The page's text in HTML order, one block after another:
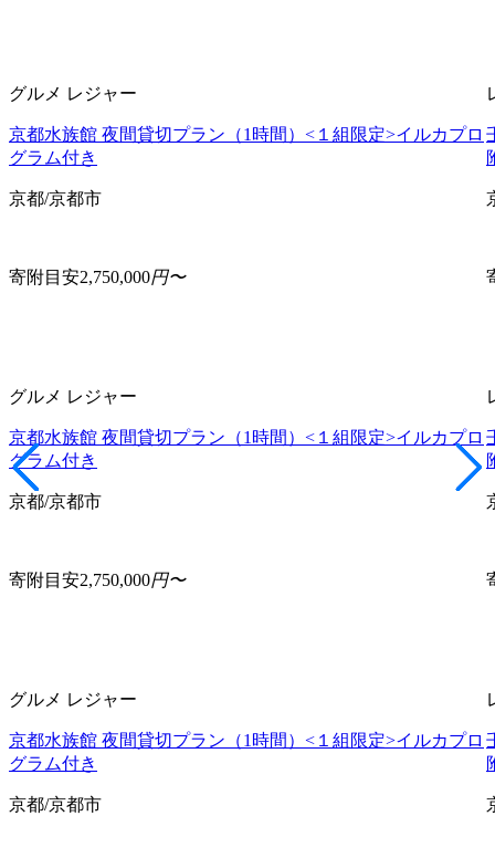
グルメ レジャー
京都水族館 夜間貸切プラン（1時間）<１組限定>イルカプロ
グラム付き
京都/京都市
寄附目安2,750,000円〜
グルメ レジャー
京都水族館 夜間貸切プラン（1時間）<１組限定>イルカプロ
グラム付き
京都/京都市
寄附目安2,750,000円〜
グルメ レジャー
京都水族館 夜間貸切プラン（1時間）<１組限定>イルカプロ
グラム付き
京都/京都市